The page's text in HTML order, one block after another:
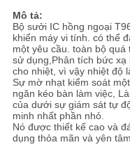
Mô tả:
Bộ sưởi IC hồng ngoại
khiển máy vi tính. có thể
một yêu cầu. toàn bộ
sử dụng,Phân tích bức
cho nhiệt, vì vậy nhiệt độ
Sự mờ nhạt kiểm soát
ngăn kéo bàn làm việc,
của dưới sự giám sát tự
minh nhất phần nhỏ.
Nó được thiết kế cao và
dụng thỏa mãn và yên